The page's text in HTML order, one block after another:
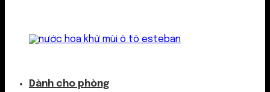
Dành cho phòng